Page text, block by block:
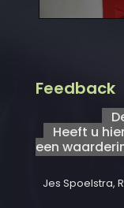
Feedback
Heeft u
een
Jes Spoelstra,